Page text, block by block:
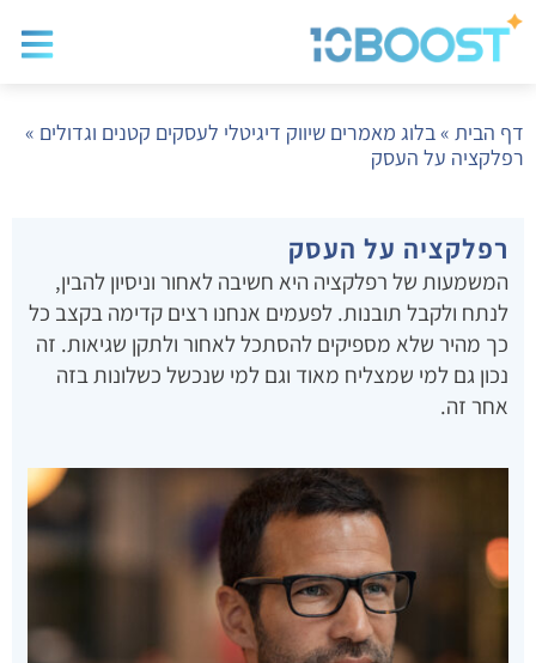
דף הבית »בלוג מאמרים שיווק דיגיטלי לעסקים קטנים וגדולים »
רפלקציה על העסק
רפלקציה על העסק
המשמעות של רפלקציה היא חשיבה לאחור וניסיון להבין,
לנתח ולקבל תובנות. לפעמים אנחנו רצים קדימה בקצב כל
כך מהיר שלא מספיקים להסתכל לאחור ולתקן שגיאות. זה
נכון גם למי שמצליח מאוד וגם למי שנכשל כשלונות בזה
אחר זה.